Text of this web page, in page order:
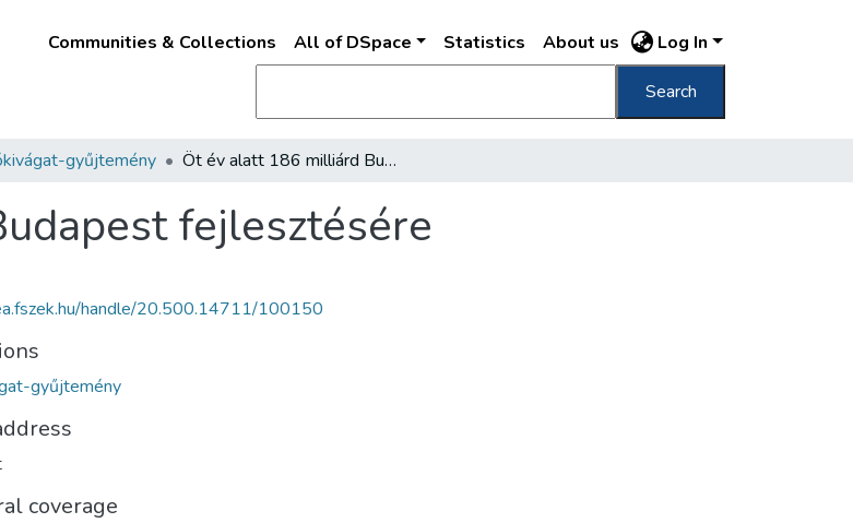
Communities & Collections All of DSpace Statistics About us Log In
Search
gyűjtemény Öt év alatt 186 milliárd Budapest fejlesztésére
fejlesztésére
handle/20.500.14711/100150
gyűjtemény
coverage